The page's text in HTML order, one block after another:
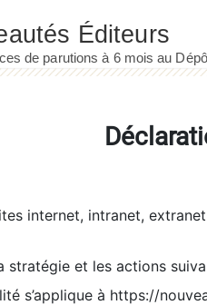
internet, intranet,
et les actions
s’applique à https://